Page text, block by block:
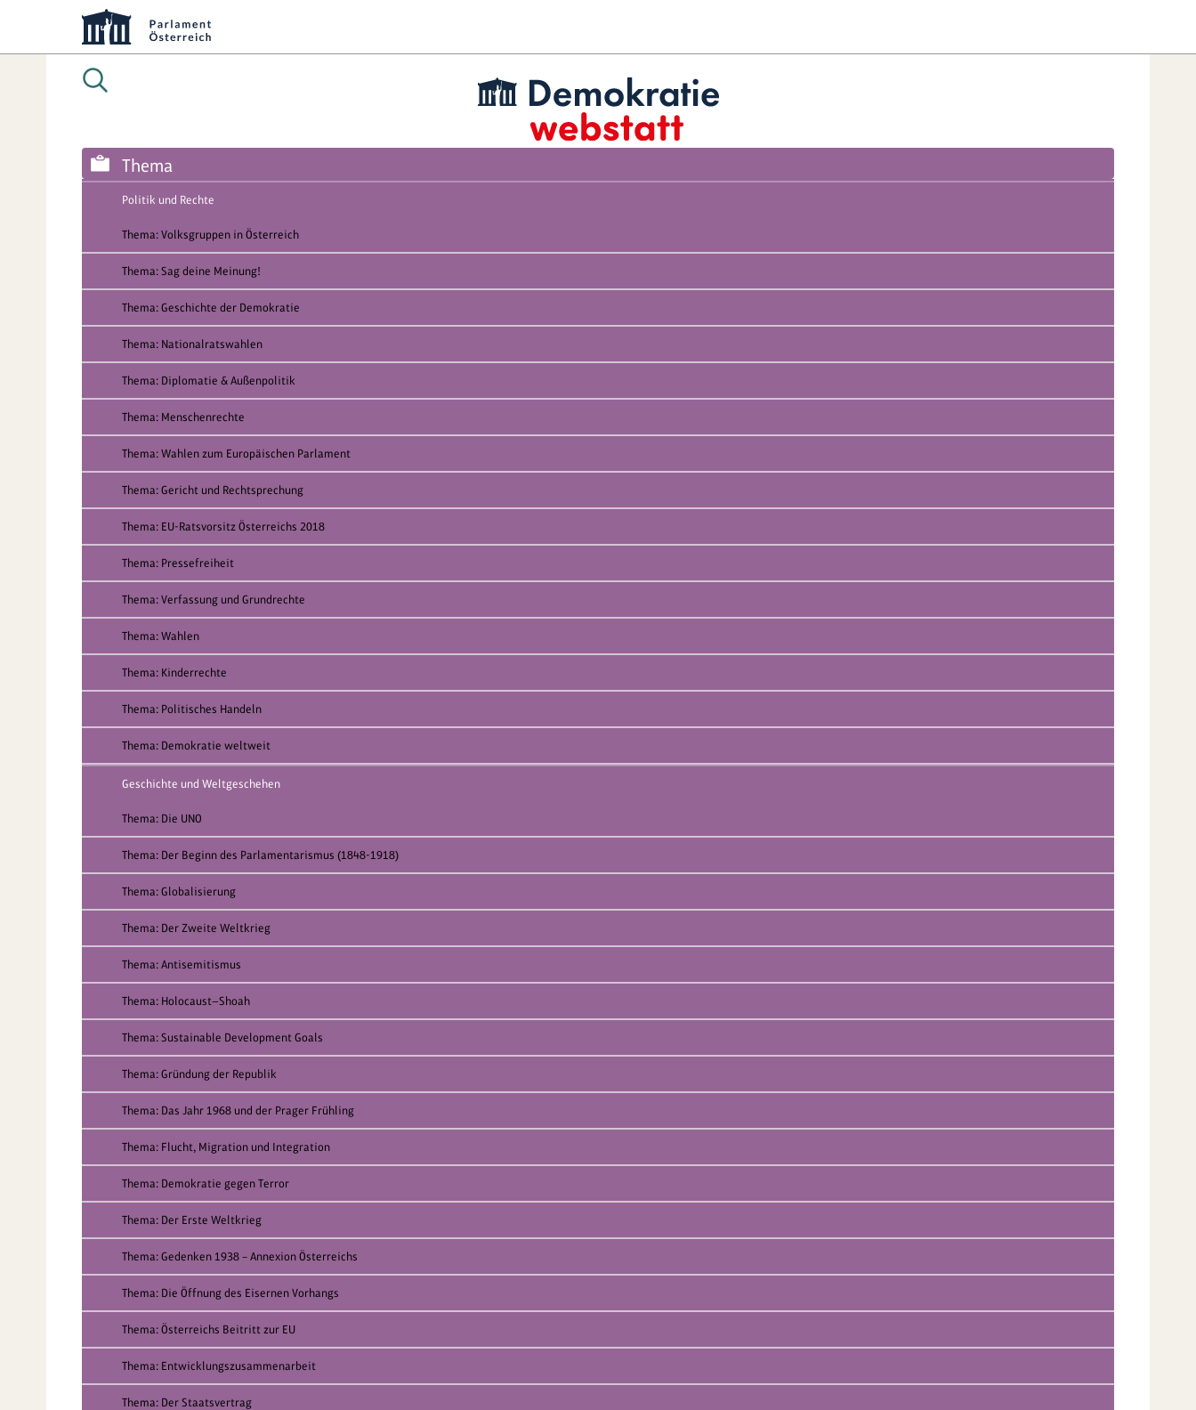
Thema
Politik und Rechte
Thema: Volksgruppen in Österreich
Thema: Sag deine Meinung!
Thema: Geschichte der Demokratie
Thema: Nationalratswahlen
Thema: Diplomatie & Außenpolitik
Thema: Menschenrechte
Thema: Wahlen zum Europäischen Parlament
Thema: Gericht und Rechtsprechung
Thema: EU-Ratsvorsitz Österreichs 2018
Thema: Pressefreiheit
Thema: Verfassung und Grundrechte
Thema: Wahlen
Thema: Kinderrechte
Thema: Politisches Handeln
Thema: Demokratie weltweit
Geschichte und Weltgeschehen
Thema: Die UNO
Thema: Der Beginn des Parlamentarismus (1848-1918)
Thema: Globalisierung
Thema: Der Zweite Weltkrieg
Thema: Antisemitismus
Thema: Holocaust—Shoah
Thema: Sustainable Development Goals
Thema: Gründung der Republik
Thema: Das Jahr 1968 und der Prager Frühling
Thema: Flucht, Migration und Integration
Thema: Demokratie gegen Terror
Thema: Der Erste Weltkrieg
Thema: Gedenken 1938 – Annexion Österreichs
Thema: Die Öffnung des Eisernen Vorhangs
Thema: Österreichs Beitritt zur EU
Thema: Entwicklungszusammenarbeit
Thema: Der Staatsvertrag